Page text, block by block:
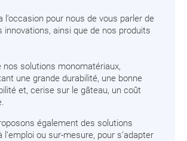
l’occasion pour nous de vous parler de
innovations, ainsi que de nos produits
nos solutions monomatériaux,
une grande durabilité, une bonne
et, cerise sur le gâteau, un coût
également des solutions
l’emploi ou sur-mesure, pour s’adapter